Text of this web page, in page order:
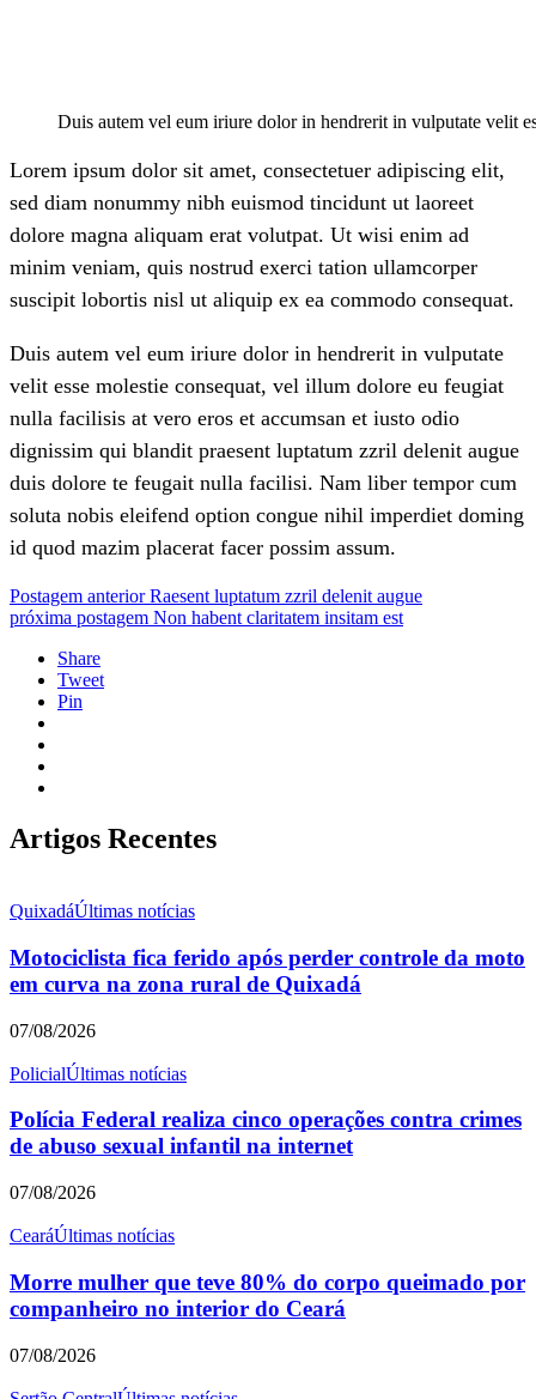
Duis autem vel eum iriure dolor in hendrerit in vulputate velit
Lorem ipsum dolor sit amet, consectetuer adipiscing elit,
sed diam nonummy nibh euismod tincidunt ut laoreet
dolore magna aliquam erat volutpat. Ut wisi enim ad
minim veniam, quis nostrud exerci tation ullamcorper
suscipit lobortis nisl ut aliquip ex ea commodo consequat.
Duis autem vel eum iriure dolor in hendrerit in vulputate
velit esse molestie consequat, vel illum dolore eu feugiat
nulla facilisis at vero eros et accumsan et iusto odio
dignissim qui blandit praesent luptatum zzril delenit augue
duis dolore te feugait nulla facilisi. Nam liber tempor cum
soluta nobis eleifend option congue nihil imperdiet doming
id quod mazim placerat facer possim assum.
Postagem anterior Raesent luptatum zzril delenit augue
próxima postagem Non habent claritatem insitam est
Share
Tweet
Pin
Artigos Recentes
QuixadáÚltimas notícias
Motociclista fica ferido após perder controle da moto
em curva na zona rural de Quixadá
07/08/2026
PolicialÚltimas notícias
Polícia Federal realiza cinco operações contra crimes
de abuso sexual infantil na internet
07/08/2026
CearáÚltimas notícias
Morre mulher que teve 80% do corpo queimado por
companheiro no interior do Ceará
07/08/2026